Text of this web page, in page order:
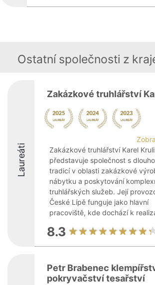
Ostatní společnosti z
Laureáti
Zakázkové truhlářství
Zakázkové truhlářství Karel
představuje společnost s
tradicí v oblasti zakázkové
nábytku a poskytování
truhlářských služeb. Její
České Lípě funguje jako hlavní
pracoviště, kde dochází k
8.3
Petr Brabenec
pokryvačství tesařství